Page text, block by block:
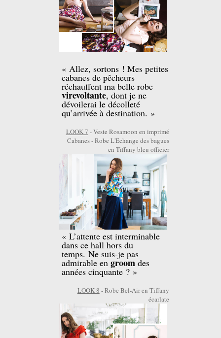
« Allez, sortons ! Mes petites
cabanes de pêcheurs
réchauffent ma belle robe
virevoltante, dont je ne
dévoilerai le décolleté
qu’arrivée à destination. »
LOOK 7 - Veste Rosamoon en imprimé
Cabanes - Robe L'Echange des bagues
en Tiffany bleu officier
« L’attente est interminable
dans ce hall hors du
temps. Ne suis-je pas
admirable engroom des
années cinquante ? »
LOOK 8 - Robe Bel-Air en Tiffany
écarlate